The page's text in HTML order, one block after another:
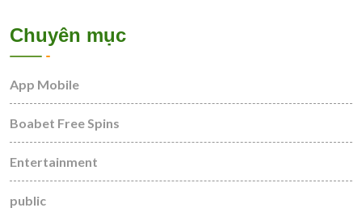
Chuyên mục
App Mobile
Boabet Free Spins
Entertainment
public